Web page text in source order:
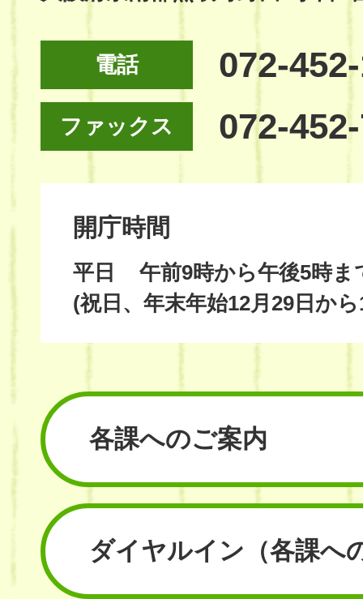
電話 072-
ファックス 072-
開庁時間
平日
午前9時から午後5時ま
(祝日、年末年始12月29日か
各課へのご案内
ダイヤルイン （各課へ